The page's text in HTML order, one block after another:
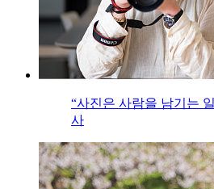
“사진은 사람을 남기는
사